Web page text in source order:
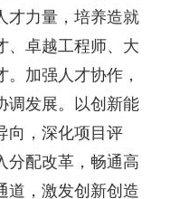
才力量，培养造就
、卓越工程师、大
加强人才协作，
调发展。以创新能
向，深化项目评
分配改革，畅通高
道，激发创新创造